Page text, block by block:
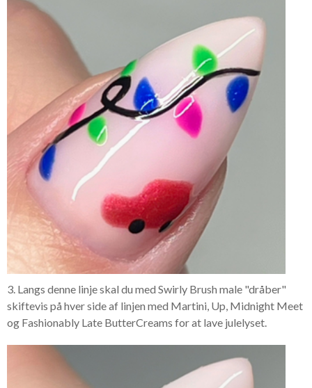
3. Langs denne linje skal du med Swirly Brush male "dråber"
skiftevis på hver side af linjen med Martini, Up, Midnight Meet
og Fashionably Late ButterCreams for at lave julelyset.